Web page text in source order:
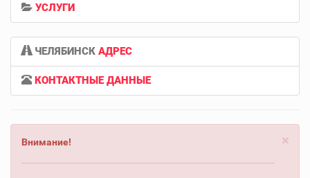
УСЛУГИ
ЧЕЛЯБИНСК АДРЕС
КОНТАКТНЫЕ ДАННЫЕ
×
Внимание!